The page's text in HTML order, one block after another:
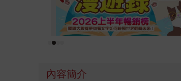
內容簡介